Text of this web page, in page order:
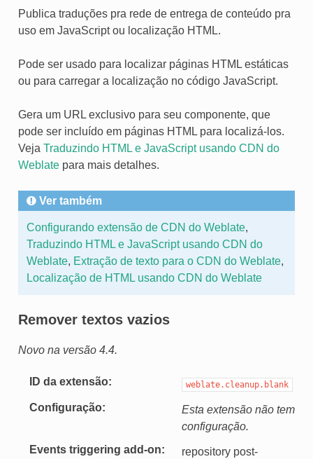
Publica traduções pra rede de entrega de conteúdo pra
uso em JavaScript ou localização HTML.
Pode ser usado para localizar páginas HTML estáticas
ou para carregar a localização no código JavaScript.
Gera um URL exclusivo para seu componente, que
pode ser incluído em páginas HTML para localizá-los.
Veja Traduzindo HTML e JavaScript usando CDN do
Weblatepara mais detalhes.
Ver também
Configurando extensão de CDN do Weblate,
Traduzindo HTML e JavaScript usando CDN do
Weblate, Extração de texto para o CDN do Weblate,
Localização de HTML usando CDN do Weblate
Remover textos vazios
Novo na versão 4.4.
ID da extensão weblate.cleanup.blank
Configuração
Esta extensão não tem
configuração.
Events triggering add-on
repository post-